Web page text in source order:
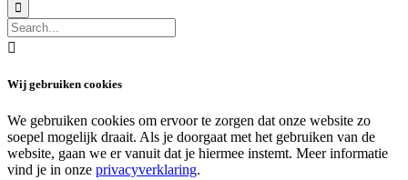


Wij gebruiken cookies
We gebruiken cookies om ervoor te zorgen dat onze website zo
soepel mogelijk draait. Als je doorgaat met het gebruiken van de
website, gaan we er vanuit dat je hiermee instemt. Meer informatie
vind je in onze privacyverklaring.